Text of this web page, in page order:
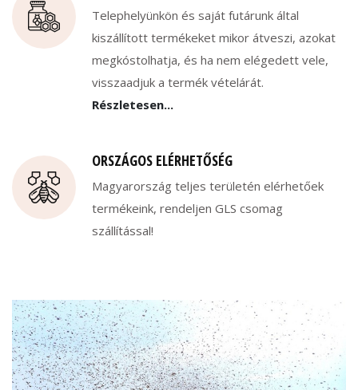
Telephelyünkön és saját futárunk által
kiszállított termékeket mikor átveszi, azokat
megkóstolhatja, és ha nem elégedett vele,
visszaadjuk a termék vételárát.
Részletesen...
ORSZÁGOS ELÉRHETŐSÉG
Magyarország teljes területén elérhetőek
termékeink, rendeljen GLS csomag
szállítással!